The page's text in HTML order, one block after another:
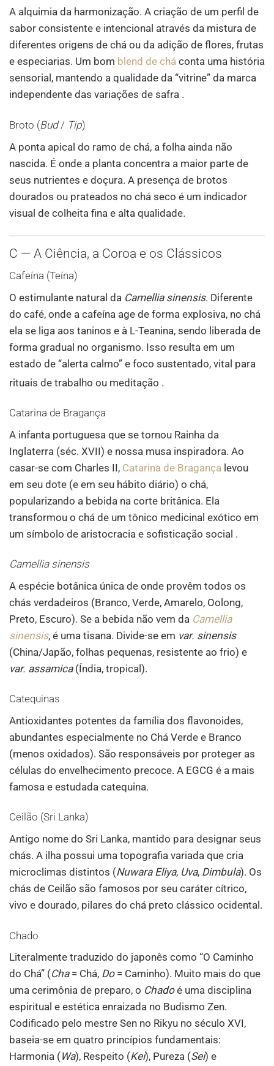
A alquimia da harmonização. A criação de um perfil de
sabor consistente e intencional através da mistura de
diferentes origens de chá ou da adição de flores, frutas
e especiarias. Um bom blend de chá conta uma história
sensorial, mantendo a qualidade da “vitrine” da marca
independente das variações de safra .
Broto (Bud/ Tip)
A ponta apical do ramo de chá, a folha ainda não
nascida. É onde a planta concentra a maior parte de
seus nutrientes e doçura. A presença de brotos
dourados ou prateados no chá seco é um indicador
visual de colheita fina e alta qualidade.
C — A Ciência, a Coroa e os Clássicos
Cafeína (Teína)
O estimulante natural da Camellia sinensis. Diferente
do café, onde a cafeína age de forma explosiva, no chá
ela se liga aos taninos e à L-Teanina, sendo liberada de
forma gradual no organismo. Isso resulta em um
estado de “alerta calmo” e foco sustentado, vital para
rituais de trabalho ou meditação .
Catarina de Bragança
A infanta portuguesa que se tornou Rainha da
Inglaterra (séc. XVII) e nossa musa inspiradora. Ao
casar-se com Charles II, Catarina de Bragança levou
em seu dote (e em seu hábito diário) o chá,
popularizando a bebida na corte britânica. Ela
transformou o chá de um tônico medicinal exótico em
um símbolo de aristocracia e sofisticação social .
Camellia sinensis
A espécie botânica única de onde provêm todos os
chás verdadeiros (Branco, Verde, Amarelo, Oolong,
Preto, Escuro). Se a bebida não vem da Camellia
sinensis, é uma tisana. Divide-se em var. sinensis
(China/Japão, folhas pequenas, resistente ao frio) e
var. assamica(Índia, tropical).
Catequinas
Antioxidantes potentes da família dos flavonoides,
abundantes especialmente no Chá Verde e Branco
(menos oxidados). São responsáveis por proteger as
células do envelhecimento precoce. A EGCG é a mais
famosa e estudada catequina.
Ceilão (Sri Lanka)
Antigo nome do Sri Lanka, mantido para designar seus
chás. A ilha possui uma topografia variada que cria
microclimas distintos (Nuwara Eliya, Uva, Dimbula). Os
chás de Ceilão são famosos por seu caráter cítrico,
vivo e dourado, pilares do chá preto clássico ocidental.
Chado
Literalmente traduzido do japonês como “O Caminho
do Chá” (Cha= Chá, Do= Caminho). Muito mais do que
uma cerimônia de preparo, o Chadoé uma disciplina
espiritual e estética enraizada no Budismo Zen.
Codificado pelo mestre Sen no Rikyu no século XVI,
baseia-se em quatro princípios fundamentais:
Harmonia (Wa), Respeito (Kei), Pureza (Sei) e